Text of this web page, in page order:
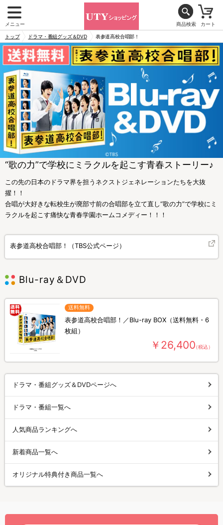
メニュー 商品検索 カート
トップ ドラマ・番組グッズ＆DVD 表参道高校合唱部！
“歌の力”で学校にミラクルを起こす青春ストーリー♪
この先の日本のドラマ界を担うネクストジェネレーションたちを大抜
擢！！
合唱が大好きな転校生が廃部寸前の合唱部を立て直し“歌の力”で学校にミ
ラクルを起こす痛快な青春学園ホームコメディー！！！
表参道高校合唱部！（TBS公式ページ）
Blu-ray＆DVD
送料無料
表参道高校合唱部！／Blu-ray BOX（送料無料・6
枚組）
￥26,400（税込）
ドラマ・番組グッズ＆DVDページへ
ドラマ・番組一覧へ
人気商品ランキングへ
新着商品一覧へ
オリジナル特典付き商品一覧へ